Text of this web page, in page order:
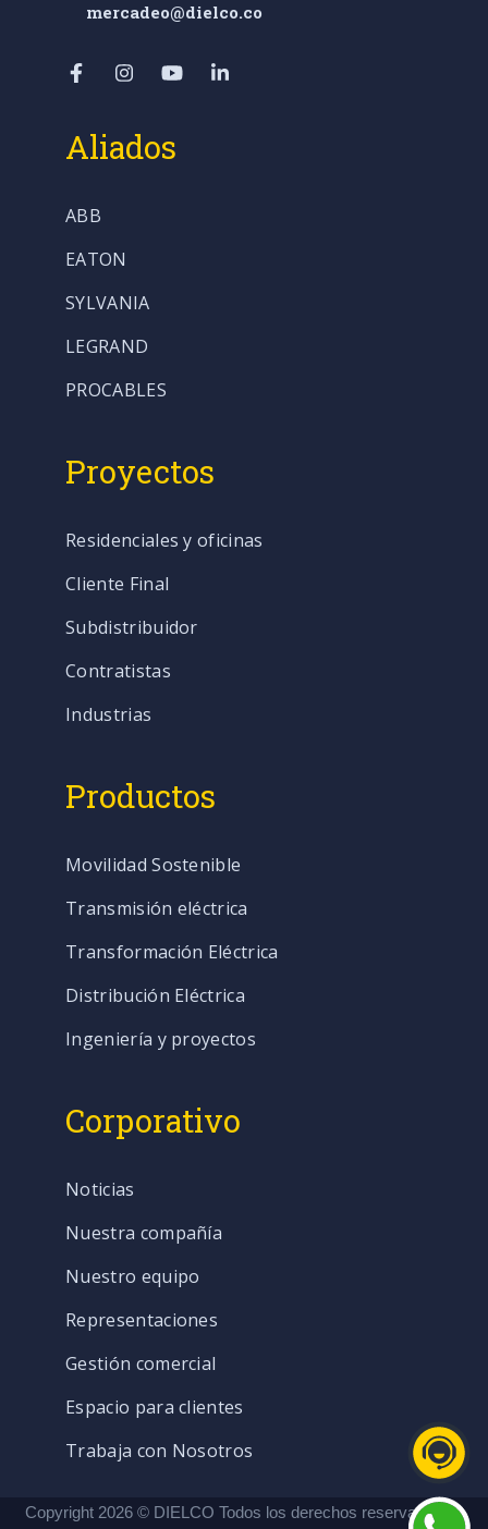
mercadeo@dielco.co
Aliados
ABB
EATON
SYLVANIA
LEGRAND
PROCABLES
Proyectos
Residenciales y oficinas
Cliente Final
Subdistribuidor
Contratistas
Industrias
Productos
Movilidad Sostenible
Transmisión eléctrica
Transformación Eléctrica
Distribución Eléctrica
Ingeniería y proyectos
Corporativo
Noticias
Nuestra compañía
Nuestro equipo
Representaciones
Gestión comercial
Espacio para clientes
Trabaja con Nosotros
Copyright 2026 © DIELCO Todos los derechos reservados. |